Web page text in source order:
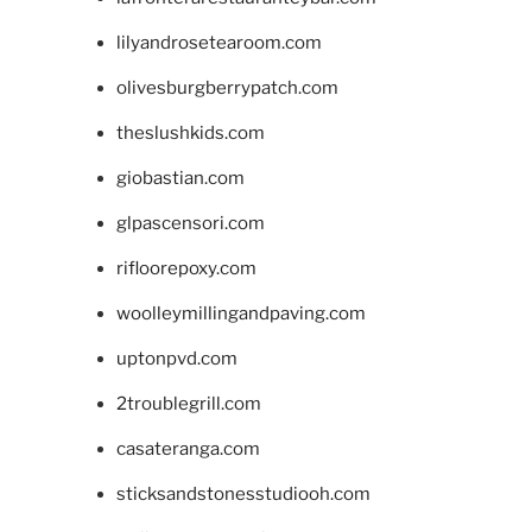
lilyandrosetearoom.com
olivesburgberrypatch.com
theslushkids.com
giobastian.com
glpascensori.com
rifloorepoxy.com
woolleymillingandpaving.com
uptonpvd.com
2troublegrill.com
casateranga.com
sticksandstonesstudiooh.com